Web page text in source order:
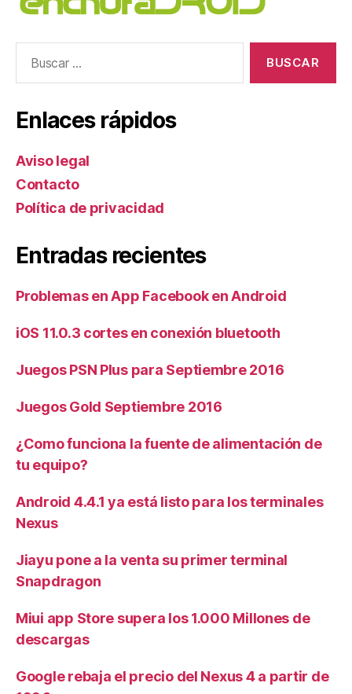
Enlaces rápidos
Aviso legal
Contacto
Política de privacidad
Entradas recientes
Problemas en App Facebook en Android
iOS 11.0.3 cortes en conexión bluetooth
Juegos PSN Plus para Septiembre 2016
Juegos Gold Septiembre 2016
¿Como funciona la fuente de alimentación de
tu equipo?
Android 4.4.1 ya está listo para los terminales
Nexus
Jiayu pone a la venta su primer terminal
Snapdragon
Miui app Store supera los 1.000 Millones de
descargas
Google rebaja el precio del Nexus 4 a partir de